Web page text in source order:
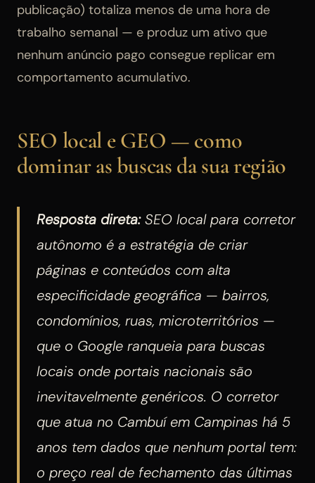
publicação) totaliza menos de uma hora de
trabalho semanal — e produz um ativo que
nenhum anúncio pago consegue replicar em
comportamento acumulativo.
SEO local e GEO — como
dominar as buscas da sua região
Resposta direta:SEO local para corretor
autônomo é a estratégia de criar
páginas e conteúdos com alta
especificidade geográfica — bairros,
condomínios, ruas, microterritórios —
que o Google ranqueia para buscas
locais onde portais nacionais são
inevitavelmente genéricos. O corretor
que atua no Cambuí em Campinas há 5
anos tem dados que nenhum portal tem:
o preço real de fechamento das últimas